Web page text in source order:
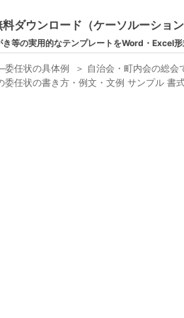
ダウンロード（ケーソルーショ
き等の実用的なテンプレートをWord・Excel
任状の具体例 ＞ 自治会・町内会の総会
委任状の書き方・例文・文例 サンプル